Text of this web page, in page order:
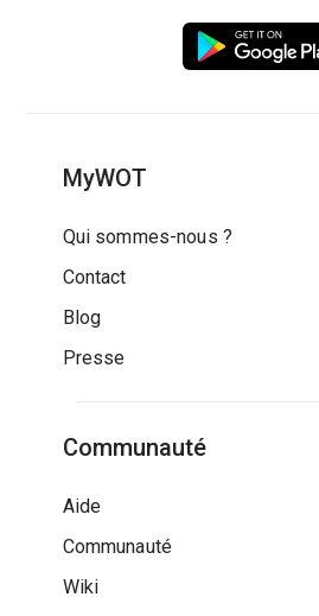
MyWOT
Qui sommes-nous ?
Contact
Blog
Presse
Communauté
Aide
Communauté
Wiki